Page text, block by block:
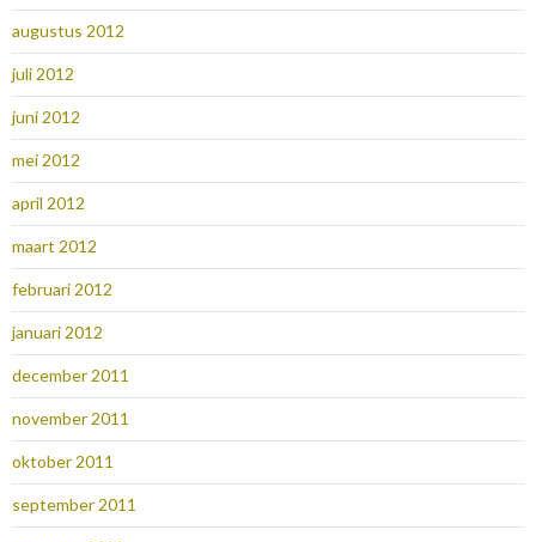
augustus 2012
juli 2012
juni 2012
mei 2012
april 2012
maart 2012
februari 2012
januari 2012
december 2011
november 2011
oktober 2011
september 2011